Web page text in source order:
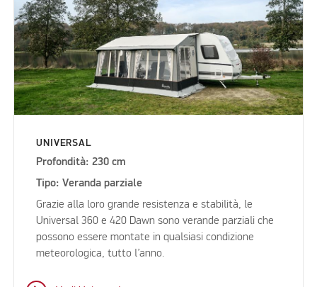
UNIVERSAL
Profondità: 230 cm
Tipo: Veranda parziale
Grazie alla loro grande resistenza e stabilità, le
Universal 360 e 420 Dawn sono verande parziali che
possono essere montate in qualsiasi condizione
meteorologica, tutto l’anno.